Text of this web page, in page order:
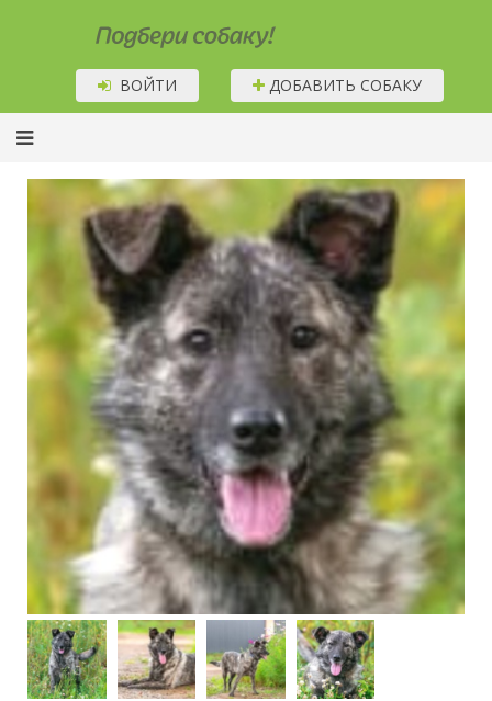
Подбери собаку!
ВОЙТИ ДОБАВИТЬ СОБАКУ